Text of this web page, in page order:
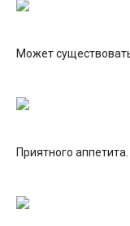
Может
Приятного